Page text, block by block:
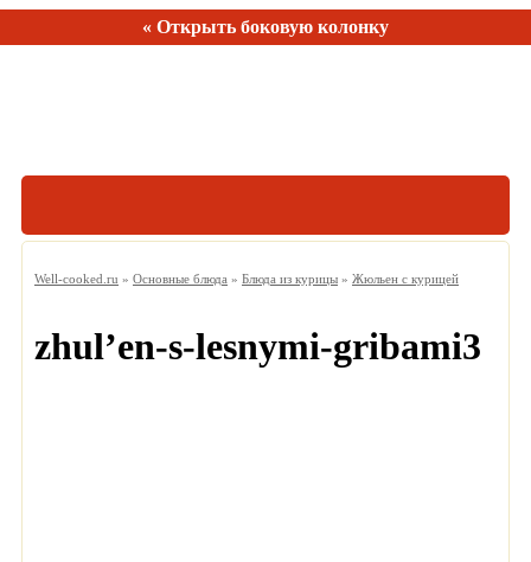
« Открыть боковую колонку
Рецептов:150
Well-cooked.ru » Основные блюда » Блюда из курицы » Жюльен с курицей
zhul’en-s-lesnymi-gribami3